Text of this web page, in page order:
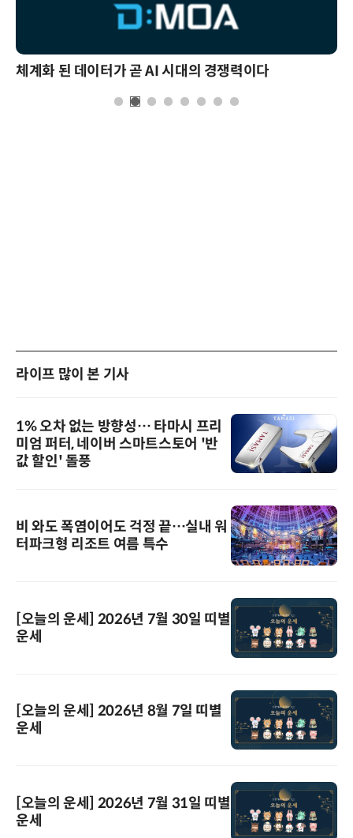
체계화 된 데이터가 곧 AI 시대의 경쟁력이다
라이프 많이 본 기사
1% 오차 없는 방향성… 타마시 프리
미엄 퍼터, 네이버 스마트스토어 '반
값 할인' 돌풍
비 와도 폭염이어도 걱정 끝…실내 워
터파크형 리조트 여름 특수
[오늘의 운세] 2026년 7월 30일 띠별
운세
[오늘의 운세] 2026년 8월 7일 띠별
운세
[오늘의 운세] 2026년 7월 31일 띠별
운세